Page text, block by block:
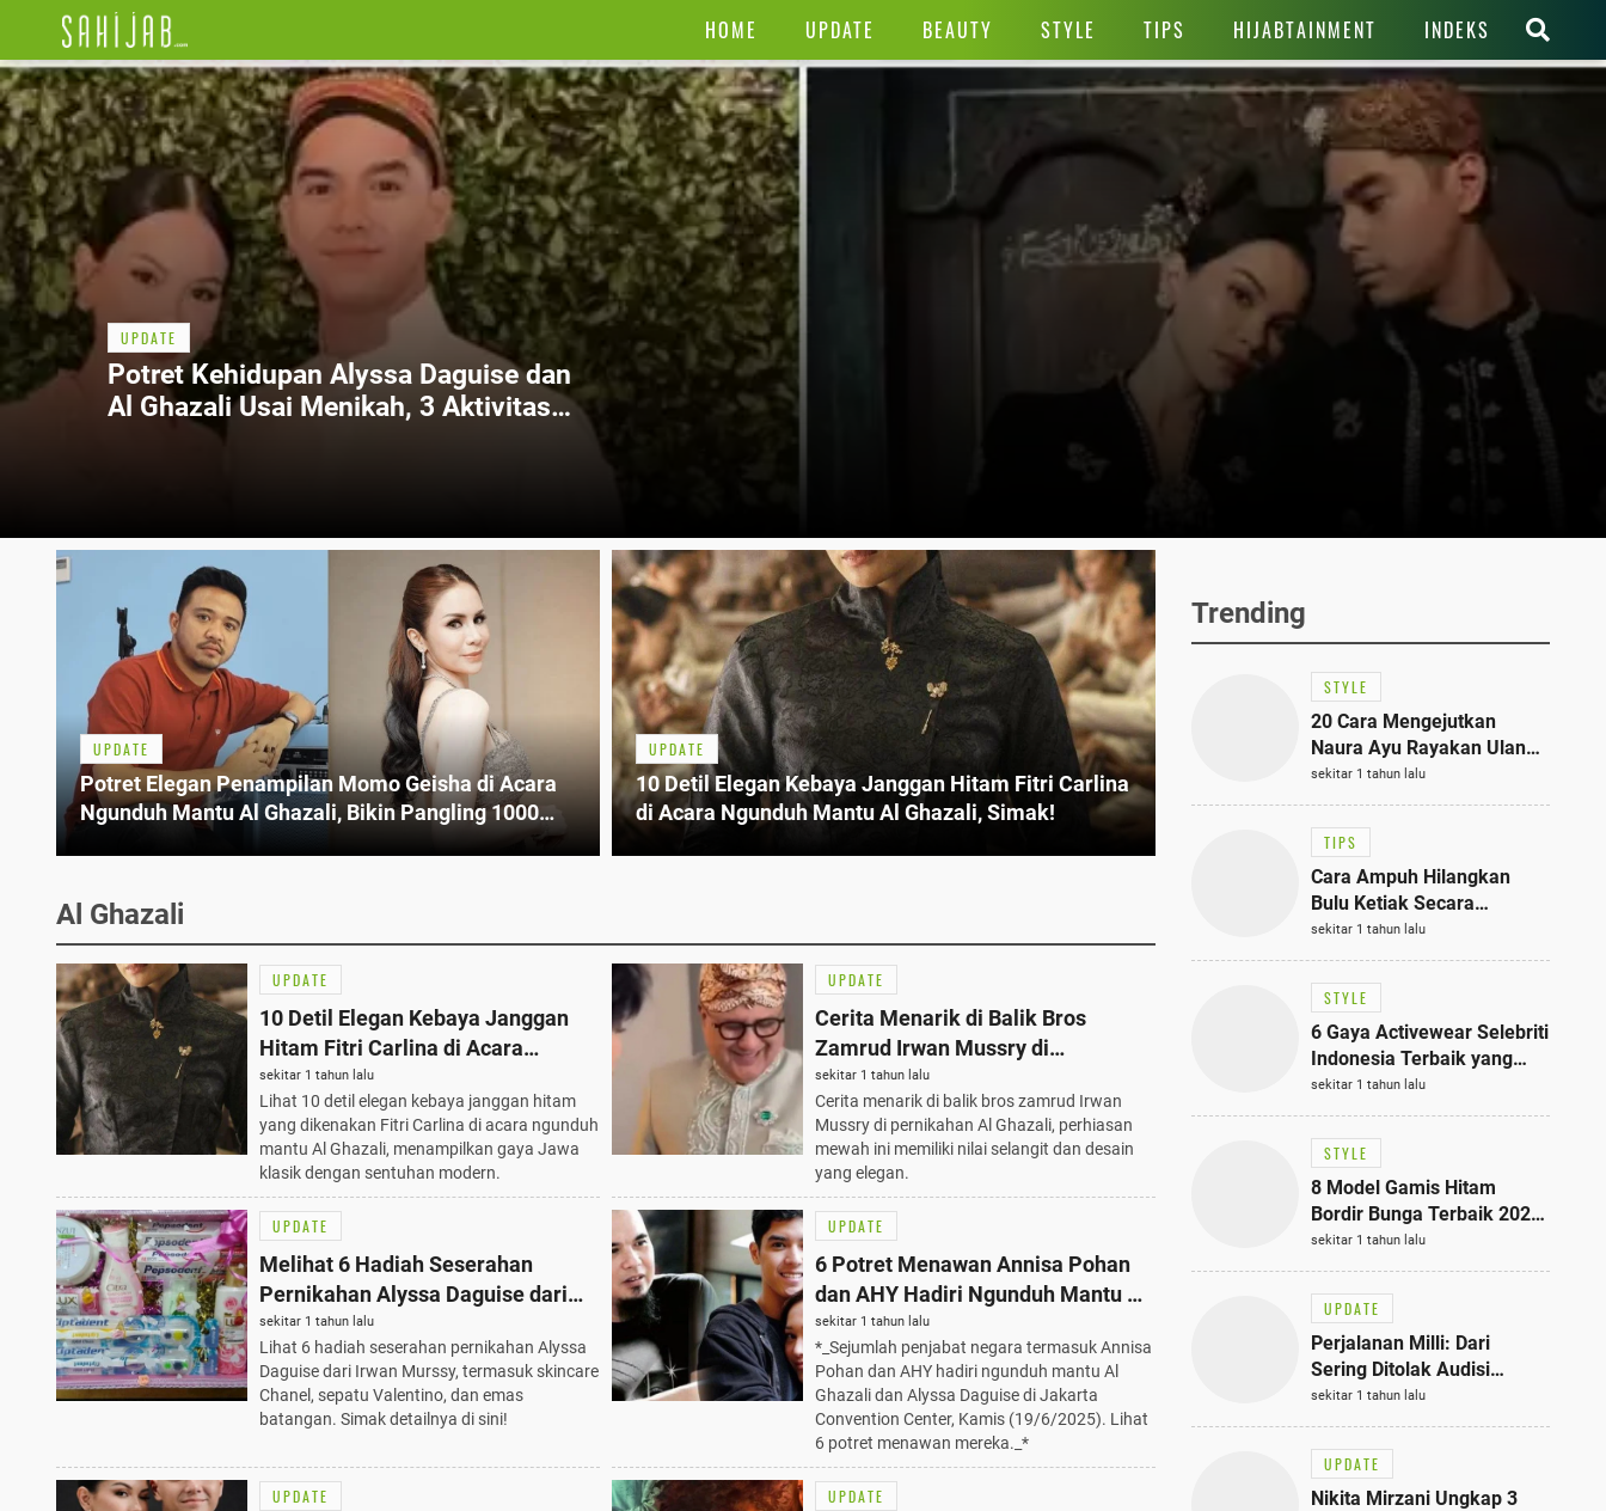
HOME UPDATE BEAUTY STYLE TIPS HIJABTAINMENT INDEKS
UPDATE
Potret Kehidupan Alyssa Daguise dan
Al Ghazali Usai Menikah, 3 Aktivitas
Menarik Terungkap
UPDATE
Potret Elegan Penampilan Momo Geisha di Acara
Ngunduh Mantu Al Ghazali, Bikin Pangling 1000
UPDATE
10 Detil Elegan Kebaya Janggan Hitam Fitri Carlina
di Acara Ngunduh Mantu Al Ghazali, Simak!
Al Ghazali
UPDATE
10 Detil Elegan Kebaya Janggan
Hitam Fitri Carlina di Acara
Ngunduh Mantu Al Ghazali, Simak!
sekitar 1 tahun lalu
Lihat 10 detil elegan kebaya janggan hitam
yang dikenakan Fitri Carlina di acara ngunduh
mantu Al Ghazali, menampilkan gaya Jawa
klasik dengan sentuhan modern.
UPDATE
Cerita Menarik di Balik Bros
Zamrud Irwan Mussry di
Pernikahan Al Ghazali, Bernilai
Selangit
sekitar 1 tahun lalu
Cerita menarik di balik bros zamrud Irwan
Mussry di pernikahan Al Ghazali, perhiasan
mewah ini memiliki nilai selangit dan desain
yang elegan.
UPDATE
Melihat 6 Hadiah Seserahan
Pernikahan Alyssa Daguise dari
Irwan Murssy, Emas hingga Barang
Branded Terbaik
sekitar 1 tahun lalu
Lihat 6 hadiah seserahan pernikahan Alyssa
Daguise dari Irwan Murssy, termasuk skincare
Chanel, sepatu Valentino, dan emas
batangan. Simak detailnya di sini!
UPDATE
6 Potret Menawan Annisa Pohan
dan AHY Hadiri Ngunduh Mantu Al
Ghazali - Alyssa Daguise,
Bernostalgia dengan Dewa 19
sekitar 1 tahun lalu
*_Sejumlah penjabat negara termasuk Annisa
Pohan dan AHY hadiri ngunduh mantu Al
Ghazali dan Alyssa Daguise di Jakarta
Convention Center, Kamis (19/6/2025). Lihat
6 potret menawan mereka._*
UPDATE UPDATE
Trending
STYLE
20 Cara Mengejutkan
Naura Ayu Rayakan Ulang
Tahun di Panti Asuhan,
Terlihat Anggun dengan
Kaftan Cokelat
sekitar 1 tahun lalu
TIPS
Cara Ampuh Hilangkan
Bulu Ketiak Secara
Permanen dalam 5
Langkah Sederhana
sekitar 1 tahun lalu
STYLE
6 Gaya Activewear Selebriti
Indonesia Terbaik yang
Bisa Jadi Inspirasi
Fashionmu
sekitar 1 tahun lalu
STYLE
8 Model Gamis Hitam
Bordir Bunga Terbaik 2025,
Stylish untuk Hangout
hingga Acara Semi-Formal
sekitar 1 tahun lalu
UPDATE
Perjalanan Milli: Dari
Sering Ditolak Audisi
hingga Menjadi Rapper Top
10 Thailand
sekitar 1 tahun lalu
UPDATE
Nikita Mirzani Ungkap 3